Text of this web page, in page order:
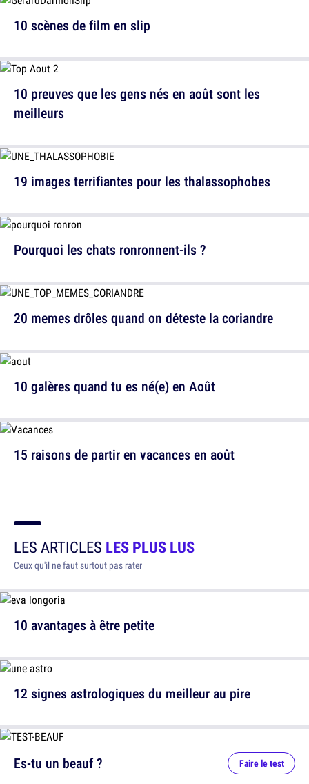
10 preuves que les gens nés en août sont les
meilleurs
Pourquoi les chats ronronnent-ils ?
10 galères quand tu es né(e) en Août
10 scènes de film en slip
19 images terrifiantes pour les thalassophobes
20 memes drôles quand on déteste la coriandre
15 raisons de partir en vacances en août
LES ARTICLES LES PLUS LUS
Ceux qu'il ne faut surtout pas rater
10 avantages à être petite
12 signes astrologiques du meilleur au pire
Es-tu un beauf ? Faire le test